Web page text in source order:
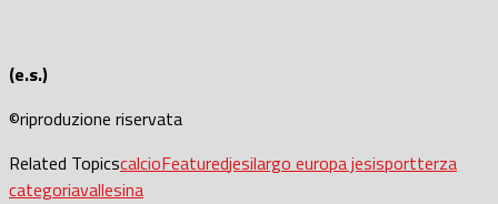
(e.s.)
©riproduzione riservata
Related TopicscalcioFeaturedjesilargo europa jesisportterza
categoriavallesina